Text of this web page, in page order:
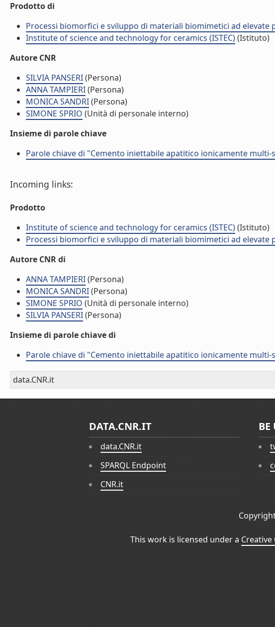
Prodotto di
Processi biomorfici e sviluppo di materiali biomimetici ad elevate
Institute of science and technology for ceramics (ISTEC)(Istituto)
Autore CNR
SILVIA PANSERI(Persona)
ANNA TAMPIERI(Persona)
MONICA SANDRI(Persona)
SIMONE SPRIO (Unità di personale interno)
Insieme di parole chiave
Parole chiave di "Cemento iniettabile apatitico ionicamente
Incoming links:
Prodotto
Institute of science and technology for ceramics (ISTEC)(Istituto)
Processi biomorfici e sviluppo di materiali biomimetici ad elevate
Autore CNR di
ANNA TAMPIERI(Persona)
MONICA SANDRI(Persona)
SIMONE SPRIO (Unità di personale interno)
SILVIA PANSERI(Persona)
Insieme di parole chiave di
Parole chiave di "Cemento iniettabile apatitico ionicamente
data.CNR.it
DATA.CNR.IT
data.CNR.it
SPARQL Endpoint
CNR.it
BE
This work is licensed under a